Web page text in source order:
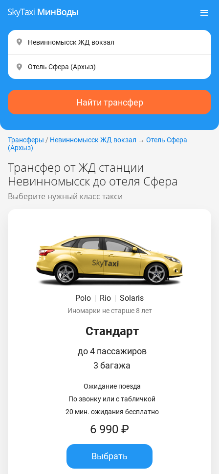
Найти трансфер
Трансферы / Невинномысск ЖД вокзал → Отель Сфера
(Apxыз)
Трансфер от ЖД станции
Невинномысск до отеля Сфера
Выберите нужный класс такси
Polo | Rio | Solaris
Иномарки не старше 8 лет
Стандарт
до 4 пассажиров
3 багажа
Ожидание поезда
По звонку или с табличкой
20 мин. ожидания бесплатно
6 990 ₽
Выбрать